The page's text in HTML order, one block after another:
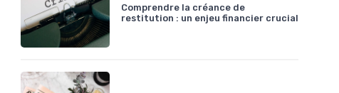
Comprendre la créance de
restitution : un enjeu financier crucial